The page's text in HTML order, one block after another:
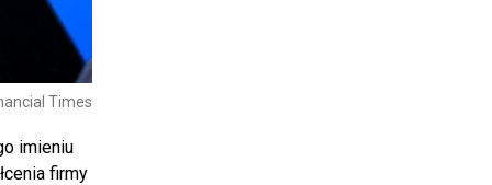
Times
imieniu
firmy